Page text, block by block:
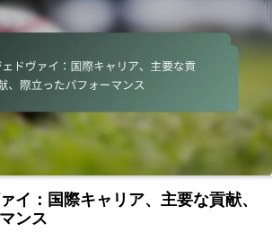
イ：国際キャリア、主要な貢献、
ンス